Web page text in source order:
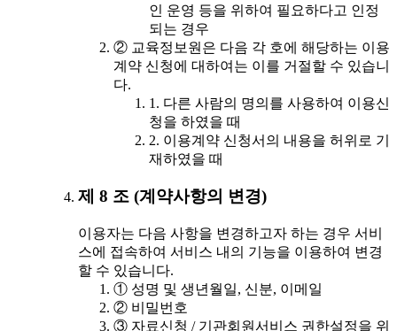
인 운영 등을 위하여 필요하다고 인정
되는 경우
② 교육정보원은 다음 각 호에 해당하는 이용
계약 신청에 대하여는 이를 거절할 수 있습니
다.
1. 다른 사람의 명의를 사용하여 이용신
청을 하였을 때
2. 이용계약 신청서의 내용을 허위로 기
재하였을 때
제 8 조 (계약사항의 변경)
이용자는 다음 사항을 변경하고자 하는 경우 서비
스에 접속하여 서비스 내의 기능을 이용하여 변경
할 수 있습니다.
① 성명 및 생년월일, 신분, 이메일
② 비밀번호
③ 자료신청 / 기관회원서비스 권한설정을 위